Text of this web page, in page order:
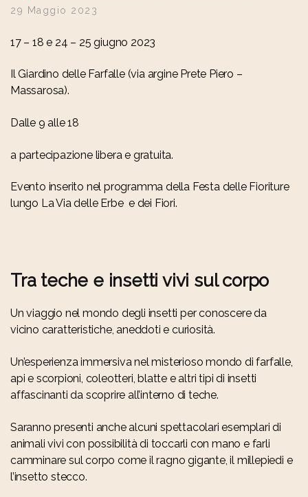
29 Maggio 2023
17 – 18 e 24 – 25 giugno 2023
Il Giardino delle Farfalle (via argine Prete Piero –
Massarosa).
Dalle 9 alle 18
a partecipazione libera e gratuita.
Evento inserito nel programma della Festa delle Fioriture
lungo La Via delle Erbe e dei Fiori.
Tra teche e insetti vivi sul corpo
Un viaggio nel mondo degli insetti per conoscere da
vicino caratteristiche, aneddoti e curiosità.
Un’esperienza immersiva nel misterioso mondo di farfalle,
api e scorpioni, coleotteri, blatte e altri tipi di insetti
affascinanti da scoprire all’interno di teche.
Saranno presenti anche alcuni spettacolari esemplari di
animali vivi con possibilità di toccarli con mano e farli
camminare sul corpo come il ragno gigante, il millepiedi e
l’insetto stecco.